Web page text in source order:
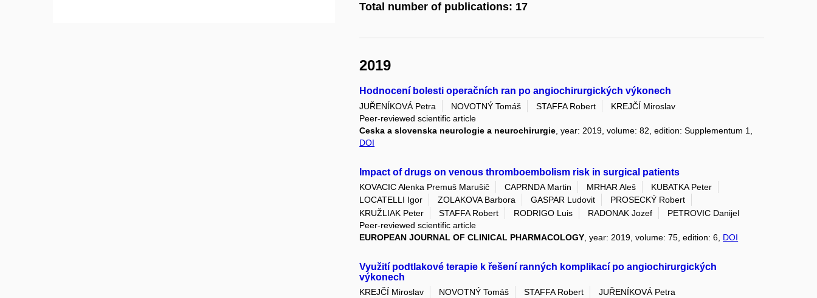
Total number of publications: 17
2019
Hodnocení bolesti operačních ran po angiochirurgických výkonech
JUŘENÍKOVÁ Petra NOVOTNÝ Tomáš STAFFA Robert
KREJČÍ Miroslav
Peer-reviewed scientific article
Ceska a slovenska neurologie a neurochirurgie , year: 2019, volume: 82, edition: Supplementum 1,
DOI
Impact of drugs on venous thromboembolism risk in surgical patients
KOVACIC Alenka Premuš Marušič CAPRNDA Martin MRHAR Aleš
KUBATKA Peter
LOCATELLI Igor
ZOLAKOVA Barbora GASPAR Ludovit
PROSECKÝ Robert
KRUŽLIAK Peter
STAFFA Robert RODRIGO Luis RADONAK Jozef
PETROVIC Danijel
Peer-reviewed scientific article
EUROPEAN JOURNAL OF CLINICAL PHARMACOLOGY , year: 2019, volume: 75, edition: 6, DOI
Využití podtlakové terapie k řešení ranných komplikací po angiochirurgických
výkonech
KREJČÍ Miroslav NOVOTNÝ Tomáš STAFFA Robert
JUŘENÍKOVÁ Petra